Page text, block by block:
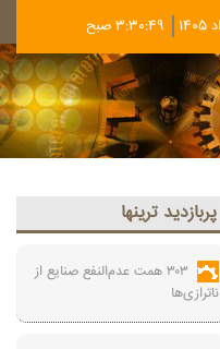
3:30:49 صبح
پربازديد ترينها
۳۰۳ همت عدم‌النفع صنایع از
ناترازی‌ها